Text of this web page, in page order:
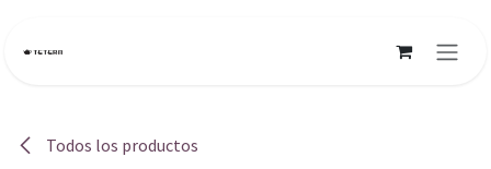
Todos los productos